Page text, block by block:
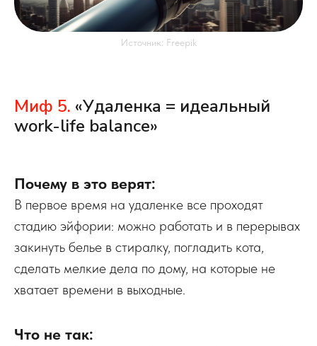
Источник: Freepik
Миф 5. «Удаленка = идеальный
work-life balance»
Почему в это верят:
В первое время на удаленке все проходят
стадию эйфории: можно работать и в перерывах
закинуть белье в стиралку, погладить кота,
сделать мелкие дела по дому, на которые не
хватает времени в выходные.
Что не так: